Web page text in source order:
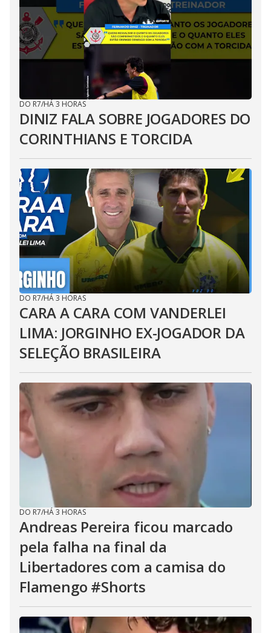
DO R7/HÁ 3 HORAS
DINIZ FALA SOBRE JOGADORES DO
CORINTHIANS E TORCIDA
DO R7/HÁ 3 HORAS
CARA A CARA COM VANDERLEI
LIMA: JORGINHO EX-JOGADOR DA
SELEÇÃO BRASILEIRA
DO R7/HÁ 3 HORAS
Andreas Pereira ficou marcado
pela falha na final da
Libertadores com a camisa do
Flamengo #Shorts